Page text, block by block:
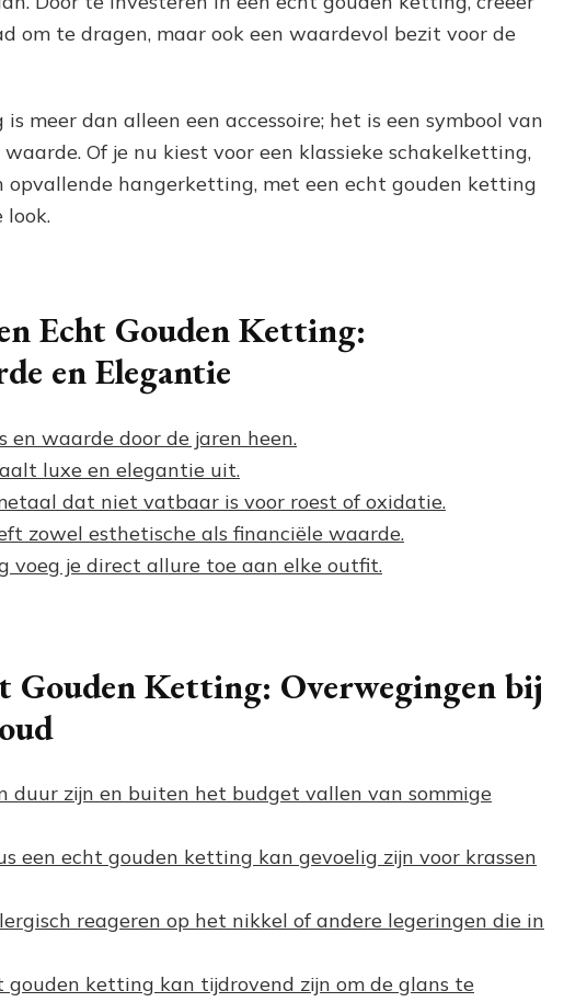
om te dragen, maar ook een waardevol bezit voor de
meer dan alleen een accessoire; het is een symbool van
Of je nu kiest voor een klassieke schakelketting,
opvallende hangerketting, met een echt gouden ketting
look.
Echt Gouden Ketting:
en Elegantie
en waarde door de jaren heen.
luxe en elegantie uit.
dat niet vatbaar is voor roest of oxidatie.
zowel esthetische als financiële waarde.
voeg je direct allure toe aan elke outfit.
Gouden Ketting: Overwegingen bij
duur zijn en buiten het budget vallen van sommige
een echt gouden ketting kan gevoelig zijn voor krassen
reageren op het nikkel of andere legeringen die in
gouden ketting kan tijdrovend zijn om de glans te